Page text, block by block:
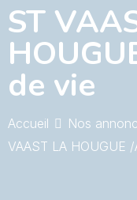
ST
de vie
Accueil Nos
VAAST LA HOUGUE